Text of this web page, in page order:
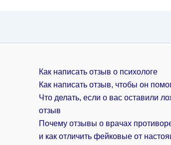
Как написать отзыв о психологе
Как написать отзыв, чтобы он
Что делать, если о вас оставили
отзыв
Почему отзывы о врачах
и как отличить фейковые от